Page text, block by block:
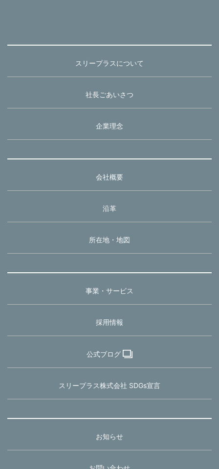
スリープラスについて
社長ごあいさつ
企業理念
会社概要
沿革
所在地・地図
事業・サービス
採用情報
公式ブログ
スリープラス株式会社 SDGs宣言
お知らせ